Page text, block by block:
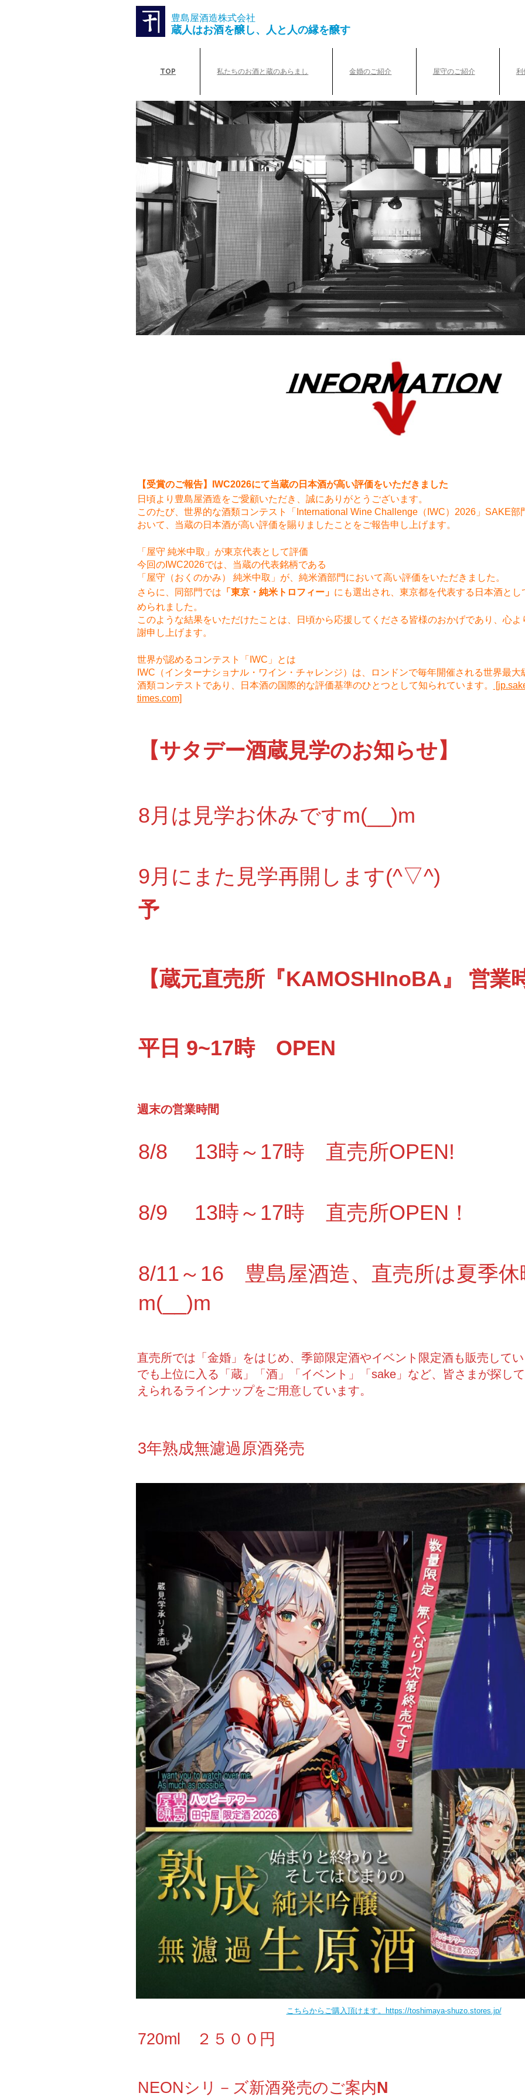
豊島屋酒造株式会社
蔵人はお酒を醸し、人と人の縁を醸す
TOP 私たちのお酒と蔵のあらまし 金婚のご紹介 屋守のご紹介 利
【受賞のご報告】IWC2026にて当蔵の日本酒が高い評価をいただきました
日頃より豊島屋酒造をご愛顧いただき、誠にありがとうございます。
このたび、世界的な酒類コンテスト「International Wine Challenge（IWC）2026」SAKE部
おいて、当蔵の日本酒が高い評価を賜りましたことをご報告申し上げます。
「屋守 純米中取」が東京代表として評価
今回のIWC2026では、当蔵の代表銘柄である
「屋守（おくのかみ） 純米中取」が、純米酒部門において高い評価をいただきました。
さらに、同部門では 「東京・純米トロフィー」 にも選出され、東京都を代表する日本酒とし
められました。
このような結果をいただけたことは、日頃から応援してくださる皆様のおかげであり、心よ
謝申し上げます。
世界が認めるコンテスト「IWC」とは
IWC（インターナショナル・ワイン・チャレンジ）は、ロンドンで毎年開催される世界最大
酒類コンテストであり、日本酒の国際的な評価基準のひとつとして知られています。
times.com]
【サタデー酒蔵見学のお知らせ】
8月は見学お休みですm(__)m
9月にまた見学再開します(^▽^)
予
【蔵元直売所『KAMOSHInoBA』 営業
平日 9~17時 OPEN
週末の営業時間
8/8 13時～17時 直売所OPEN!
8/9 13時～17時 直売所OPEN！
8/11～16 豊島屋酒造、直売所は夏季休
m(__)m
直売所では「金婚」をはじめ、季節限定酒やイベント限定酒も販売して
でも上位に入る「蔵」「酒」「イベント」「sake」など、皆さまが探し
えられるラインナップをご用意しています。
3年熟成無濾過原酒発売
こちらからご購入頂けます。https://toshimaya-shuzo.stores.jp/
720ml ２５００円
NEONシリ－ズ新酒発売のご案内N